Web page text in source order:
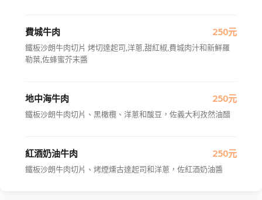
費城牛肉 250元
鐵板沙朗牛肉切片 烤切達起司,洋蔥,甜紅椒,費城肉汁和新鮮羅
勒葉,佐蜂蜜芥末醬
地中海牛肉 250元
鐵板沙朗牛肉切片、黑橄欖、洋蔥和酸豆，佐義大利孜然油醋
紅酒奶油牛肉 250元
鐵板沙朗牛肉切片、烤煙燻古達起司和洋蔥，佐紅酒奶油醬